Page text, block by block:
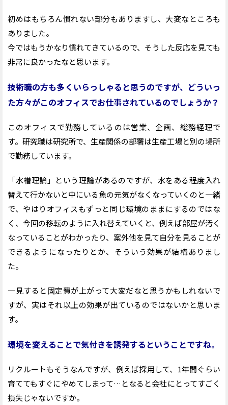
初めはもちろん慣れない部分もありますし、大変なところも
ありました。
今ではもうかなり慣れてきているので、そうした反応を見ても
非常に良かったなと思います。
技術職の方も多くいらっしゃると思うのですが、どういっ
た方々がこのオフィスでお仕事されているのでしょうか？
このオフィスで勤務しているのは営業、企画、総務経理で
す。研究職は研究所で、生産関係の部署は生産工場と別の場所
で勤務しています。
「水槽理論」という理論があるのですが、水をある程度入れ
替えて行かないと中にいる魚の元気がなくなっていくのと一緒
で、やはりオフィスもずっと同じ環境のままにするのではな
く、今回の移転のように入れ替えていくと、例えば部屋が汚く
なっていることがわかったり、案外他を見て自分を見ることが
できるようになったりとか、そういう効果が結構ありまし
た。
一見すると固定費が上がって大変だなと思うかもしれないで
すが、実はそれ以上の効果が出ているのではないかと思いま
す。
環境を変えることで気付きを誘発するということですね。
リクルートもそうなんですが、例えば採用して、1年間ぐらい
育ててもすぐにやめてしまって…となると会社にとってすごく
損失じゃないですか。